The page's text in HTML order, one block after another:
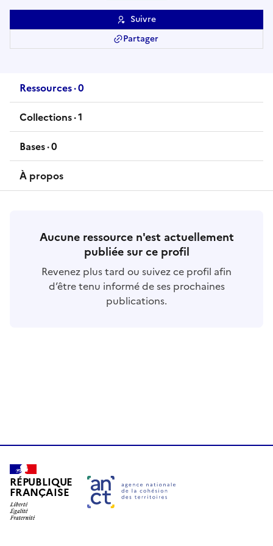
Suivre
Partager
Ressources·0
ressources
Collections·1
collection
Bases·0
bases
À propos
Aucune ressource n'est actuellement
publiée sur ce profil
Revenez plus tard ou suivez ce profil afin
d’être tenu informé de ses prochaines
publications.
RÉPUBLIQUE
FRANÇAISE